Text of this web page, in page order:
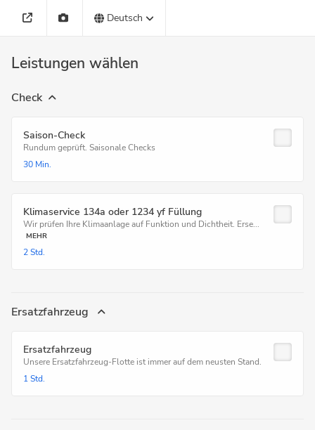
Deutsch
Leistungen wählen
Check
Saison-Check
Rundum geprüft. Saisonale Checks
30 Min.
Klimaservice 134a oder 1234 yf Füllung
Wir prüfen Ihre Klimaanlage auf Funktion und Dichtheit. Erse...
MEHR
2 Std.
Ersatzfahrzeug
Ersatzfahrzeug
Unsere Ersatzfahrzeug-Flotte ist immer auf dem neusten Stand.
1 Std.